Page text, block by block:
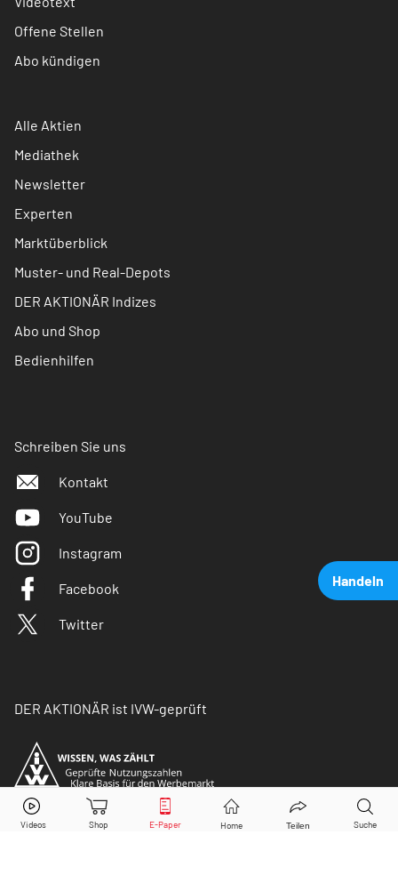
Handeln
Intel Aktie jetzt handeln?
Offene Stellen
Abo kündigen
Alle Aktien
Mediathek
Newsletter
Experten
Marktüberblick
Muster- und Real-Depots
DER AKTIONÄR Indizes
Abo und Shop
Bedienhilfen
Schreiben Sie uns
Kontakt
YouTube
Instagram
Facebook
Twitter
DER AKTIONÄR ist IVW-geprüft